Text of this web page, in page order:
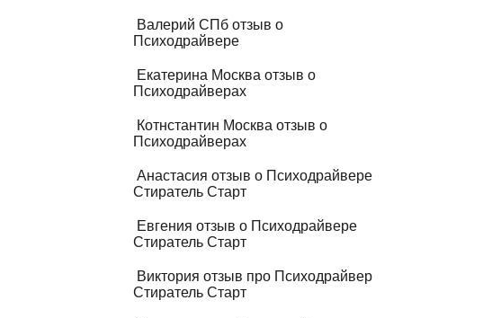
Валерий СПб отзыв о
Психодрайвере
Екатерина Москва отзыв о
Психодрайверах
Котнстантин Москва отзыв о
Психодрайверах
Анастасия отзыв о Психодрайвере
Стиратель Старт
Евгения отзыв о Психодрайвере
Стиратель Старт
Виктория отзыв про Психодрайвер
Стиратель Старт